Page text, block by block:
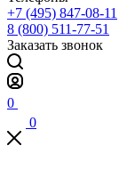
+7 (495) 847-08-11
8 (800) 511-77-51
Заказать звонок
0
0